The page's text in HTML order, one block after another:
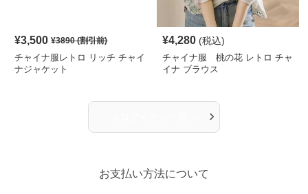
¥3,500 ¥3890(割引前)
チャイナ服レトロ リッチ チャイ
ナジャケット
¥4,280 (税込)
チャイナ服 桃の花 レトロ チャ
イナ ブラウス
›
お支払い方法について